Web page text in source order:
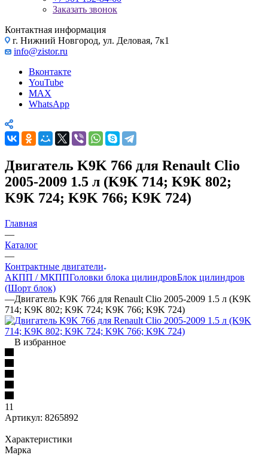
Заказать звонок
Контактная информация
г. Нижний Новгород, ул. Деловая, 7к1
info@zistor.ru
Вконтакте
YouTube
MAX
WhatsApp
Двигатель K9K 766 для Renault Clio
2005-2009 1.5 л (K9K 714; K9K 802;
K9K 724; K9K 766; K9K 724)
Главная
—
Каталог
—
Контрактные двигатели
АКПП / МКППГоловки блока цилиндровБлок цилиндров
(Шорт блок)
—Двигатель K9K 766 для Renault Clio 2005-2009 1.5 л (K9K
714; K9K 802; K9K 724; K9K 766; K9K 724)
В избранное
11
Артикул: 8265892
Характеристики
Марка